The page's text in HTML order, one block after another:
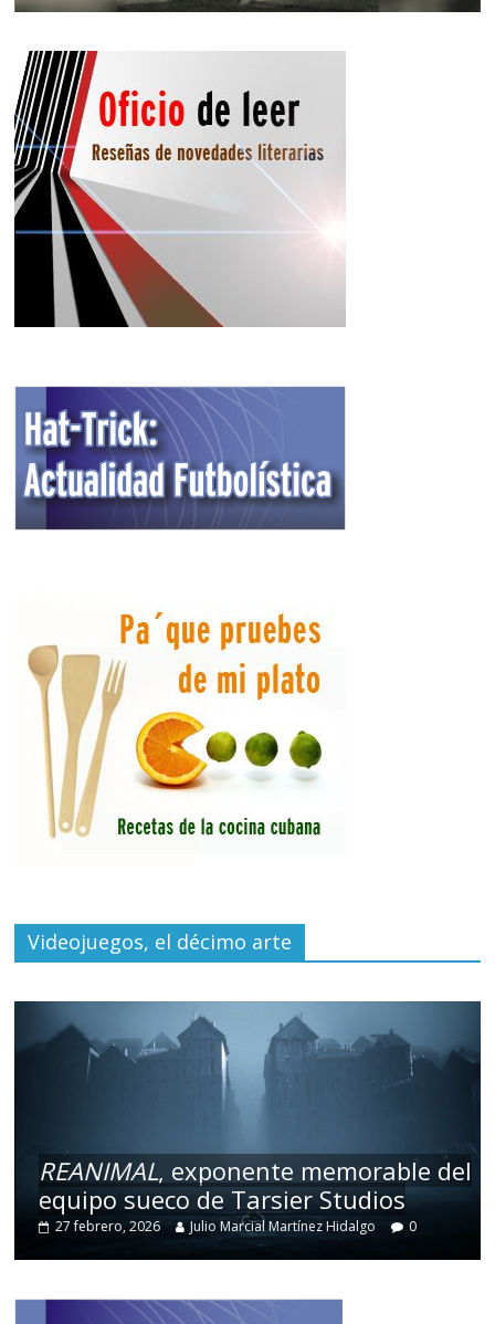
Videojuegos, el décimo arte
REANIMAL, exponente memorable del
equipo sueco de Tarsier Studios
27 febrero, 2026 Julio Marcial Martínez Hidalgo 0